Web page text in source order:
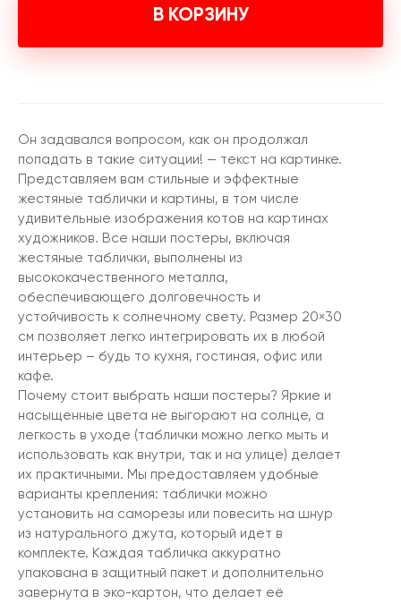
В КОРЗИНУ
Он задавался вопросом, как он продолжал
попадать в такие ситуации! — текст на картинке.
Представляем вам стильные и эффектные
жестяные таблички и картины, в том числе
удивительные изображения котов на картинах
художников. Все наши постеры, включая
жестяные таблички, выполнены из
высококачественного металла,
обеспечивающего долговечность и
устойчивость к солнечному свету. Размер 20×30
см позволяет легко интегрировать их в любой
интерьер – будь то кухня, гостиная, офис или
кафе.
Почему стоит выбрать наши постеры? Яркие и
насыщенные цвета не выгорают на солнце, а
легкость в уходе (таблички можно легко мыть и
использовать как внутри, так и на улице) делает
их практичными. Мы предоставляем удобные
варианты крепления: таблички можно
установить на саморезы или повесить на шнур
из натурального джута, который идет в
комплекте. Каждая табличка аккуратно
упакована в защитный пакет и дополнительно
завернута в эко-картон, что делает её